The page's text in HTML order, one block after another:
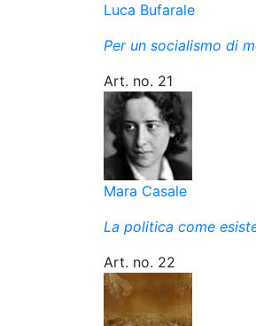
Luca Bufarale
Per un socialismo di
Art. no. 21
Mara Casale
La politica come
Art. no. 22